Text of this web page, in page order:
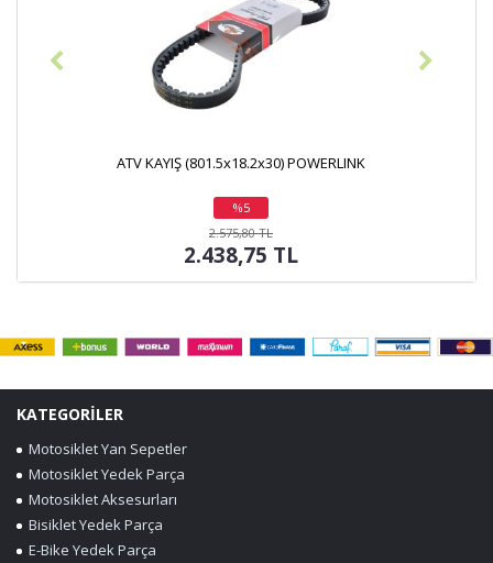
KAYIŞ (801.5x18.2x30) POWERLINK
KATEGORİLER
Motosiklet Yan Sepetler
Motosiklet Yedek Parça
Motosiklet Aksesurları
Bisiklet Yedek Parça
E-Bike Yedek Parça